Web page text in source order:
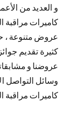
و العديد من
كاميرات مراقبة
عروض متنوعة ،
كثيرة تقديم
عروضنا و
وسائل التواصل
كاميرات مراقبة